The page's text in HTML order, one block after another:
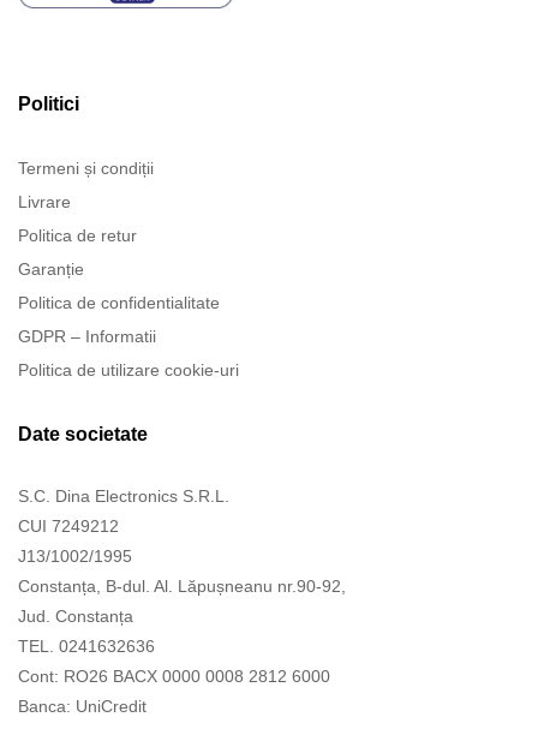
Politici
Termeni și condiții
Livrare
Politica de retur
Garanție
Politica de confidentialitate
GDPR – Informatii
Politica de utilizare cookie-uri
Date societate
S.C. Dina Electronics S.R.L.
CUI 7249212
J13/1002/1995
Constanța, B-dul. Al. Lăpușneanu nr.90-92,
Jud. Constanța
TEL. 0241632636
Cont: RO26 BACX 0000 0008 2812 6000
Banca: UniCredit